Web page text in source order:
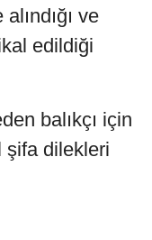
ve
edildiği
balıkçı için
şifa dilekleri